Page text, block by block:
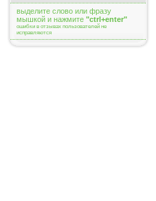
выделите слово или фразу
мышкой и нажмите "ctrl+enter"
ошибки в отзывах пользователей не
исправляются